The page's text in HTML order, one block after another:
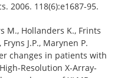
2006. 118(6):e1687-95.
M., Hollanders K., Frints
J.P., Marynen P.
changes in patients with
Resolution X-Array-